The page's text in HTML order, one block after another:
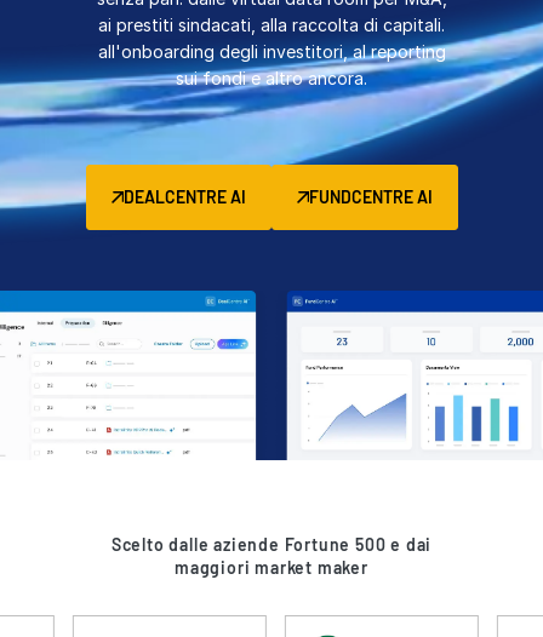
Gestione
DealVault
Connect
Fund Centre
Raccolta di Capitali
Onboarding
Servizi Gestiti per Investimenti Alternativi
Servizi per le operazioni
Servizi di
Supporto alle transazioni
Traduzione
VDRPro
ai prestiti sindacati, alla raccolta di capitali.
all'onboarding degli investitori, al reporting
sui fondi e altro ancora.
DEALCENTRE AI FUNDCENTRE AI
Scelto dalle aziende Fortune 500 e dai
maggiori market maker